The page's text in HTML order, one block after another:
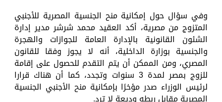
وفي سؤال حول إمكانية منح الجنسية المصرية للأجنبي
المتزوج من مصرية، أكد العقيد محمد شرشر مدير إدارة
الشئون القانونية بالإدارة العامة للجوازات والهجرة
والجنسية بوزارة الداخلية، أنه لا يجوز وفقا للقانون
المصري، ومن الممكن أن يتم التقدم للحصول على إقامة
للزوج بمصر لمدة 3 سنوات وتجدد، كما أن هناك قرارا
لرئيس الوزراء صدر مؤخرًا بإمكانية منح الأجنبي الجنسية
المصرية مقابل ربطه وديعة لا ترد.